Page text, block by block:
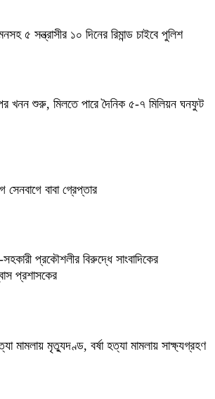
৫ সন্ত্রাসীর ১০ দিনের রিমান্ড চাইবে পুলিশ
খনন শুরু, মিলতে পারে দৈনিক ৫-৭ মিলিয়ন ঘনফুট
সেনবাগে বাবা গ্রেপ্তার
প্রকৌশলীর বিরুদ্ধে সাংবাদিকের
প্রশাসকের
মামলায় মৃত্যুদণ্ড, বর্ষা হত্যা মামলায় সাক্ষ্যগ্রহণ